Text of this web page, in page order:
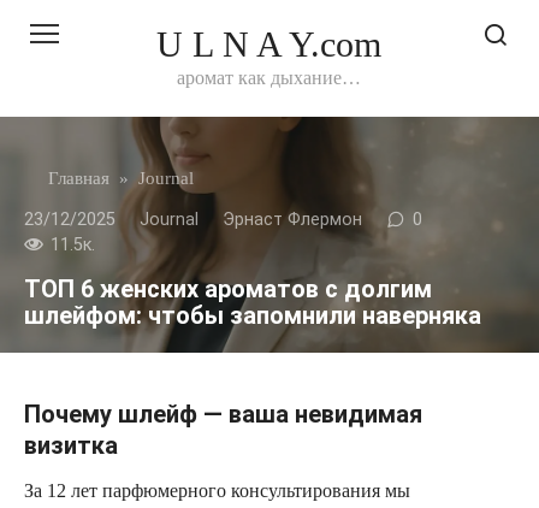
U L N A Y.com
аромат как дыхание…
Главная » Journal
23/12/2025 Journal Эрнаст Флермон
0
11.5к.
ТОП 6 женских ароматов с долгим
шлейфом: чтобы запомнили наверняка
Почему шлейф — ваша невидимая
визитка
За 12 лет парфюмерного консультирования мы